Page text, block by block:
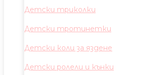
Детски триколки
Детски тротинетки
Детски коли за яздене
Детски ролели и кънки